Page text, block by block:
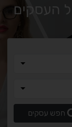
העסקים
חפש עסקים